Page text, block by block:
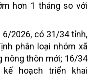
hơn 1 tháng so với
2026, có 31/34 tỉnh,
phân loại nhóm xã
nông thôn mới; 16/34
hoạch triển khai